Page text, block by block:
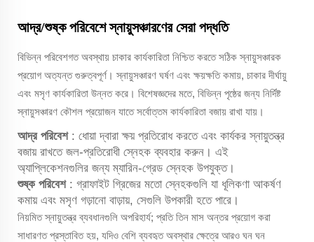
আদ্র/শুষ্ক পরিবেশে স্নায়ুসঞ্চারণের সেরা পদ্ধতি
বিভিন্ন পরিবেশগত অবস্থায় চাকার কার্যকারিতা নিশ্চিত করতে সঠিক স্নায়ুসঞ্চারক
প্রয়োগ অত্যন্ত গুরুত্বপূর্ণ। স্নায়ুসঞ্চারণ ঘর্ষণ এবং ক্ষয়ক্ষতি কমায়, চাকার দীর্ঘায়ু
এবং মসৃণ কার্যকারিতা উন্নত করে। বিশেষজ্ঞদের মতে, বিভিন্ন পৃষ্ঠের জন্য নির্দিষ্ট
স্নায়ুসঞ্চারণ কৌশল প্রয়োজন যাতে সর্বোত্তম কার্যকারিতা বজায় রাখা যায়।
আদ্র পরিবেশ : ধোয়া দ্বারা ক্ষয় প্রতিরোধ করতে এবং কার্যকর স্নায়ুতন্ত্র
বজায় রাখতে জল-প্রতিরোধী স্নেহক ব্যবহার করুন। এই
অ্যাপ্লিকেশনগুলির জন্য ম্যারিন-গ্রেড স্নেহক উপযুক্ত।
শুষ্ক পরিবেশ : গ্রাফাইট গ্রিজের মতো স্নেহকগুলি যা ধূলিকণা আকর্ষণ
কমায় এবং মসৃণ গড়ানো বাড়ায়, সেগুলি উপকারী হতে পারে।
নিয়মিত স্নায়ুতন্ত্র ব্যবধানগুলি অপরিহার্য; প্রতি তিন মাস অন্তর প্রয়োগ করা
সাধারণত প্রস্তাবিত হয়, যদিও বেশি ব্যবহৃত অবস্থার ক্ষেত্রে আরও ঘন ঘন